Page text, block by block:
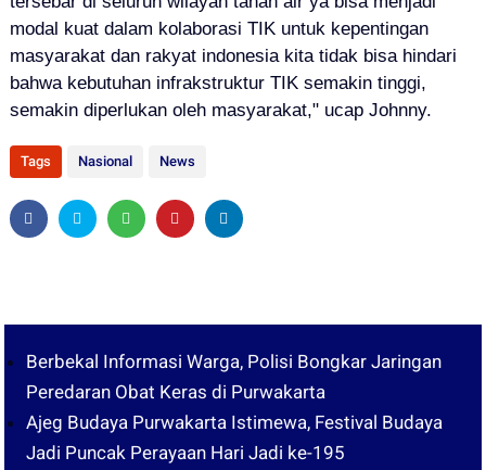
modal kuat dalam kolaborasi TIK untuk kepentingan
masyarakat dan rakyat indonesia kita tidak bisa hindari
bahwa kebutuhan infrakstruktur TIK semakin tinggi,
semakin diperlukan oleh masyarakat," ucap Johnny.
Tags Nasional News
Berbekal Informasi Warga, Polisi Bongkar Jaringan
Peredaran Obat Keras di Purwakarta
Ajeg Budaya Purwakarta Istimewa, Festival Budaya
Jadi Puncak Perayaan Hari Jadi ke-195